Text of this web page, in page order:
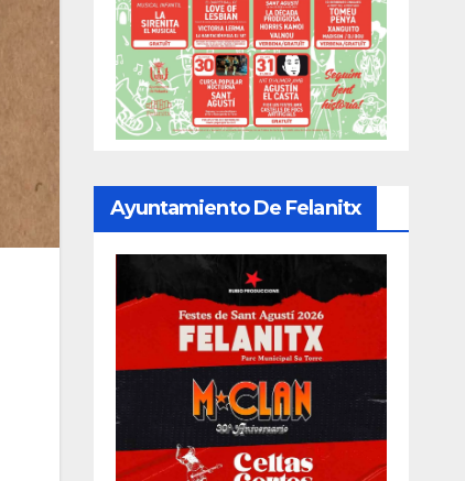
Ayuntamiento De Felanitx